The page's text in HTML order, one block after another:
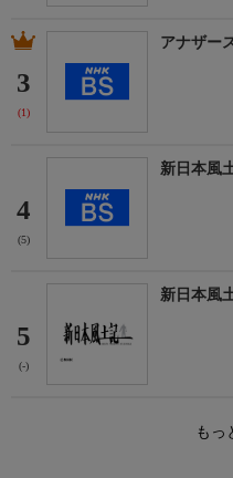
3
(1)
アナザー
4
(5)
新日本風
5
(-)
新日本風
も